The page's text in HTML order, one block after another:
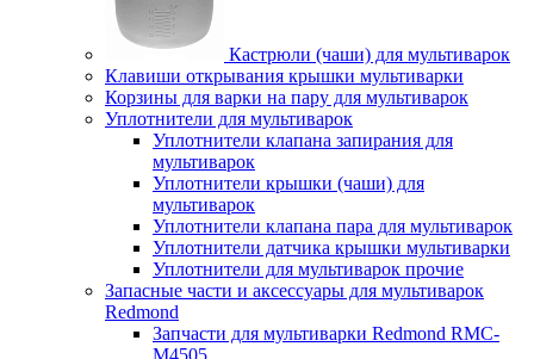
Кастрюли (чаши) для мультиварок
Клавиши открывания крышки мультиварки
Корзины для варки на пару для мультиварок
Уплотнители для мультиварок
Уплотнители клапана запирания для
мультиварок
Уплотнители крышки (чаши) для
мультиварок
Уплотнители клапана пара для мультиварок
Уплотнители датчика крышки мультиварки
Уплотнители для мультиварок прочие
Запасные части и аксессуары для мультиварок
Redmond
Запчасти для мультиварки Redmond RMC-
M4505